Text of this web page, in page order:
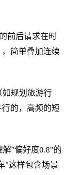
前后请求在时
简单叠加连续
规划旅游行
的，高频的短
"偏好度0.8"的
"这样包含场景